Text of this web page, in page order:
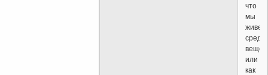
что
мы
живем
среди
вещей
или
как